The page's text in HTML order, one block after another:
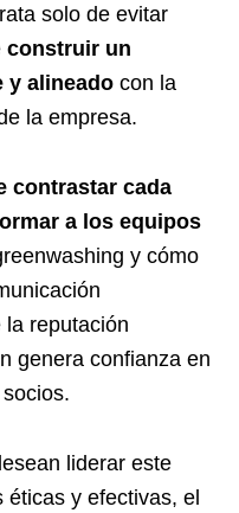
solo de evitar
construir un
y alineado con la
la empresa.
contrastar cada
a los equipos
y cómo
la reputación
genera confianza en
liderar este
éticas y efectivas, el